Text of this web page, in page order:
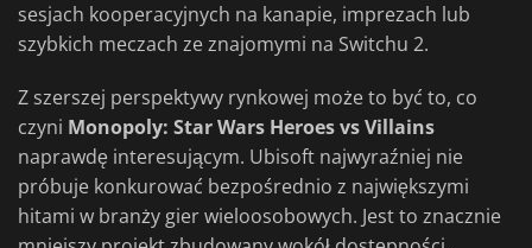
sesjach kooperacyjnych na kanapie, imprezach lub
szybkich meczach ze znajomymi na Switchu 2.
Z szerszej perspektywy rynkowej może to być to, co
czyni Monopoly: Star Wars Heroes vs Villains
naprawdę interesującym. Ubisoft najwyraźniej nie
próbuje konkurować bezpośrednio z największymi
hitami w branży gier wieloosobowych. Jest to znacznie